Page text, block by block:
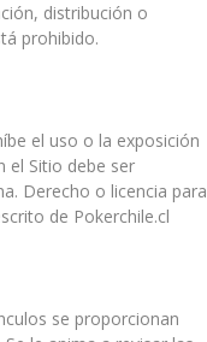
distribución o
prohibido.
el uso o la exposición
el Sitio debe ser
Derecho o licencia para
de Pokerchile.cl
se proporcionan